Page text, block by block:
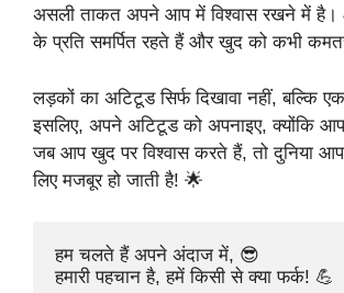
असली ताकत अपने आप में विश्वास रखने में है।
के प्रति समर्पित रहते हैं और खुद को कभी
लड़कों का अटिटूड सिर्फ दिखावा नहीं, बल्कि
इसलिए, अपने अटिटूड को अपनाइए, क्योंकि
जब आप खुद पर विश्वास करते हैं, तो दुनिया
लिए मजबूर हो जाती है! 🌟
हम चलते हैं अपने अंदाज में, 😎
हमारी पहचान है, हमें किसी से क्या फर्क! 💪